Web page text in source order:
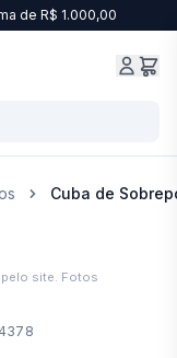
de R$ 1.000,00
Cuba de
pelo site. Fotos